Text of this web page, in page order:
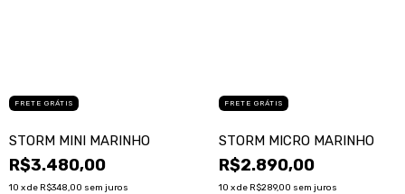
FRETE GRÁTIS
STORM MINI MARINHO
R$3.480,00
10 x de R$348,00 sem juros
FRETE GRÁTIS
STORM MICRO MARINHO
R$2.890,00
10 x de R$289,00 sem juros